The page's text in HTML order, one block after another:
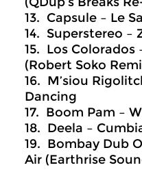
13. Capsule – Le
14. Superstereo –
15. Los Colorados
(Robert Soko
16. M’siou
Dancing
17. Boom Pam –
18. Deela –
19. Bombay Dub
Air (Earthrise